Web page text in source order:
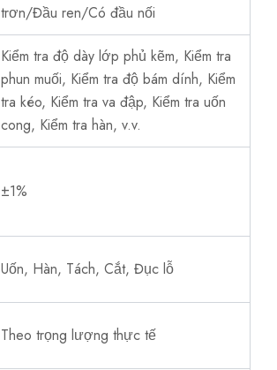
trơn/Đầu ren/Có đầu nối
Kiểm tra độ dày lớp phủ kẽm, Kiểm tra
phun muối, Kiểm tra độ bám dính, Kiểm
tra kéo, Kiểm tra va đập, Kiểm tra uốn
cong, Kiểm tra hàn, v.v.
±1%
Uốn, Hàn, Tách, Cắt, Đục lỗ
Theo trọng lượng thực tế